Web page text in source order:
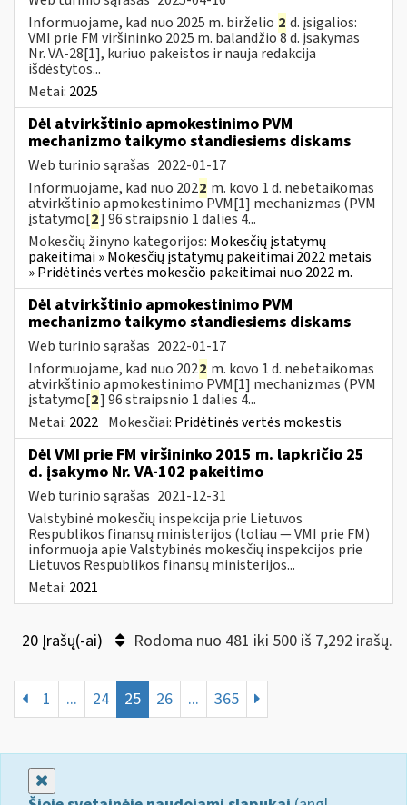
Informuojame, kad nuo 2025 m. birželio 2 d. įsigalios:
VMI prie FM viršininko 2025 m. balandžio 8 d. įsakymas
Nr. VA-28[1], kuriuo pakeistos ir nauja redakcija
išdėstytos...
Metai: 2025
Dėl atvirkštinio apmokestinimo PVM
mechanizmo taikymo standiesiems diskams
Web turinio sąrašas 2022-01-17
Informuojame, kad nuo 2022 m. kovo 1 d. nebetaikomas
atvirkštinio apmokestinimo PVM[1] mechanizmas (PVM
įstatymo[2] 96 straipsnio 1 dalies 4...
Mokesčių žinyno kategorijos: Mokesčių įstatymų
pakeitimai » Mokesčių įstatymų pakeitimai 2022 metais
» Pridėtinės vertės mokesčio pakeitimai nuo 2022 m.
Dėl atvirkštinio apmokestinimo PVM
mechanizmo taikymo standiesiems diskams
Web turinio sąrašas 2022-01-17
Informuojame, kad nuo 2022 m. kovo 1 d. nebetaikomas
atvirkštinio apmokestinimo PVM[1] mechanizmas (PVM
įstatymo[2] 96 straipsnio 1 dalies 4...
Metai: 2022 Mokesčiai: Pridėtinės vertės mokestis
Dėl VMI prie FM viršininko 2015 m. lapkričio 25
d. įsakymo Nr. VA-102 pakeitimo
Web turinio sąrašas 2021-12-31
Valstybinė mokesčių inspekcija prie Lietuvos
Respublikos finansų ministerijos (toliau ― VMI prie FM)
informuoja apie Valstybinės mokesčių inspekcijos prie
Lietuvos Respublikos finansų ministerijos...
Metai: 2021
20 Įrašų(-ai) Rodoma nuo 481 iki 500 iš 7,292 irašų.
1 ... 24 25 26 ... 365